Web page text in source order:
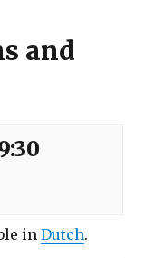
and
inDutch.